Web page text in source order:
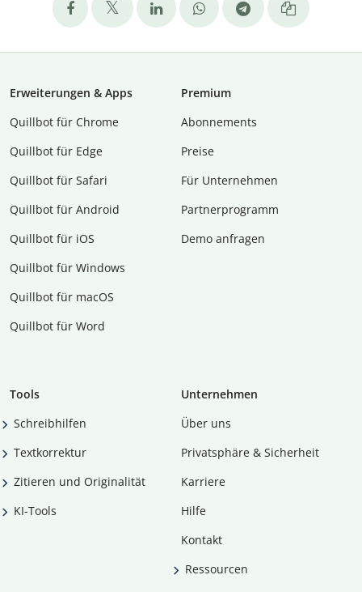
Erweiterungen & Apps
Quillbot für Chrome
Quillbot für Edge
Quillbot für Safari
Quillbot für Android
Quillbot für iOS
Quillbot für Windows
Quillbot für macOS
Quillbot für Word
Premium
Abon­ne­ments
Preise
Für Unternehmen
Partnerprogramm
Demo anfragen
Tools
Schreibhilfen
Textkorrektur
Zitieren und Originalität
KI-Tools
Unternehmen
Über uns
Privatsphäre & Sicherheit
Karriere
Hilfe
Kontakt
Ressourcen